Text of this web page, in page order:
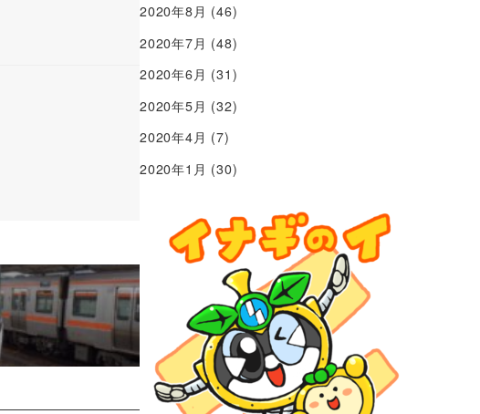
2020年8月 (46)
2020年7月 (48)
2020年6月 (31)
2020年5月 (32)
2020年4月 (7)
2020年1月 (30)